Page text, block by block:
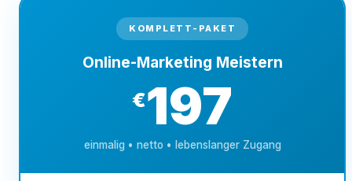
KOMPLETT-PAKET
Online-Marketing Meistern
€197
einmalig • netto • lebenslanger Zugang